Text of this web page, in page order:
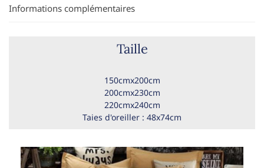
Informations complémentaires
Taille
150cmx200cm
200cmx230cm
220cmx240cm
Taies d'oreiller : 48x74cm